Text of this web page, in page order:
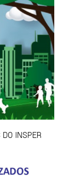
DO INSPER